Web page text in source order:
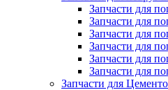
Запчасти для
Запчасти для
Запчасти для
Запчасти для
Запчасти для
Запчасти для
Запчасти для